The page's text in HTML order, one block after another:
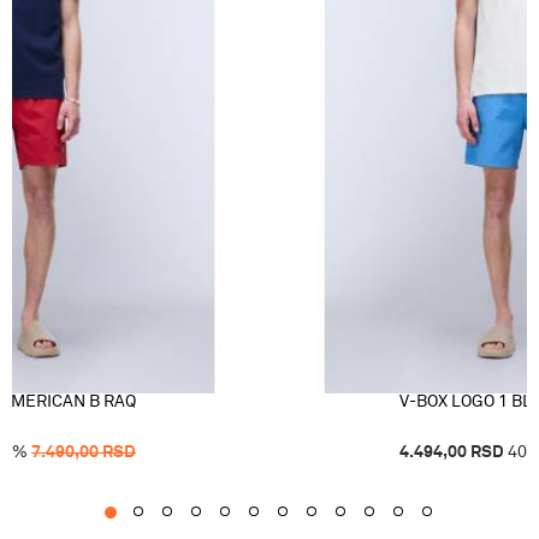
B RAQ
% 7.490,00RSD
V-BOX LOGO 1
4.494,00 RSD 40
10 11